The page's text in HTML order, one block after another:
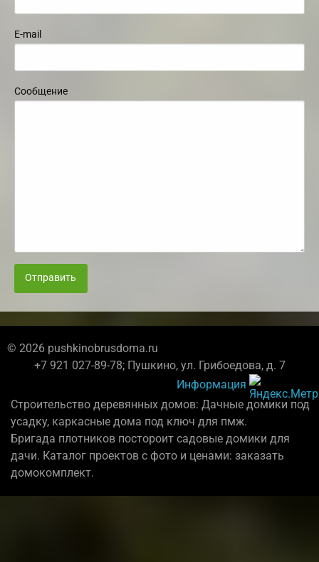
E-mail
Сообщение
Отправить
© 2026 pushkinobrusdoma.ru
+7 921 027-89-78; Пушкино, ул. Грибоедова, д. 7
Информация
Строительство деревянных домов: Дачные домики под
усадку, каркасные дома под ключ для пмж.
Бригада плотников постороит садовые домики для
дачи. Каталог проектов с фото и ценами: заказать
домокомплект.